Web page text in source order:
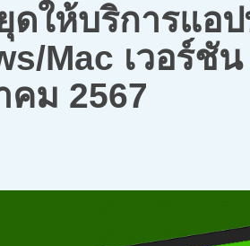
ดให้บริการแอ
Mac เวอร์ชั
คม 2567